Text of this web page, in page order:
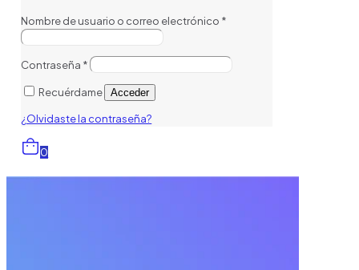
Nombre de usuario o correo electrónico *
Contraseña *
Recuérdame Acceder
¿Olvidaste la contraseña?
0